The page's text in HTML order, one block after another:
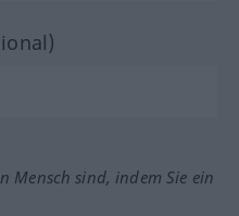
Mensch sind, indem Sie ein